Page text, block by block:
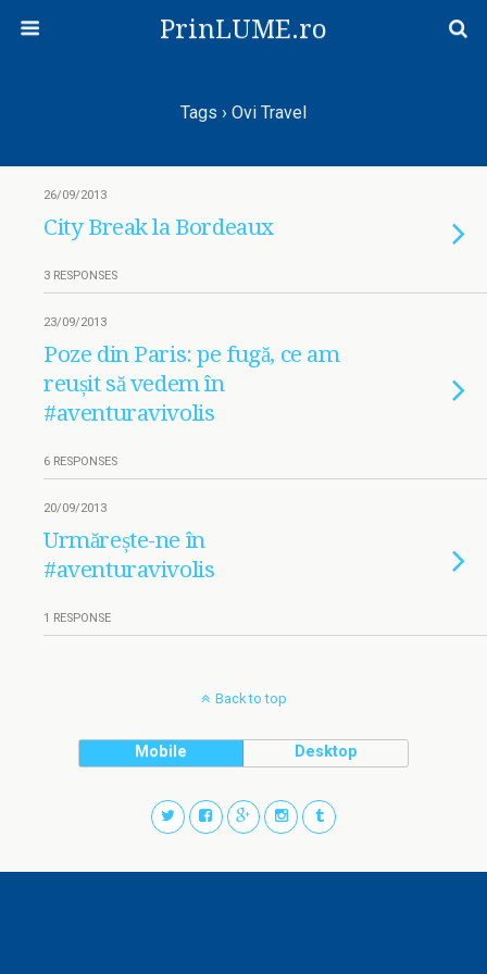
PrinLUME.ro
Tags › Ovi Travel
26/09/2013
City Break la Bordeaux
3 RESPONSES
23/09/2013
Poze din Paris: pe fugă, ce am
reușit să vedem în
#aventuravivolis
6 RESPONSES
20/09/2013
Urmărește-ne în
#aventuravivolis
1 RESPONSE
Back to top
Mobile Desktop